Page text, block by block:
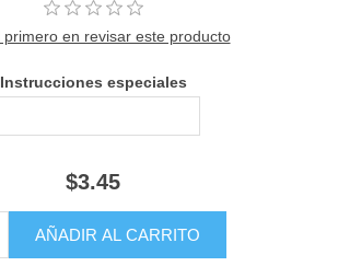
primero en revisar este producto
Instrucciones especiales
$3.45